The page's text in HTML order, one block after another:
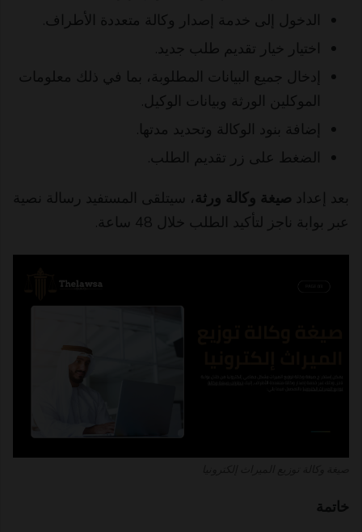
الدخول إلى خدمة إصدار وكالة متعددة الأطراف.
اختيار خيار تقديم طلب جديد.
إدخال جميع البيانات المطلوبة، بما في ذلك معلومات
الموكلين الورثة وبيانات الوكيل.
إضافة بنود الوكالة وتحديد مدتها.
الضغط على زر تقديم الطلب.
بعد إعداد صيغة وكالة ورثة، سيتلقى المستفيد رسالة نصية
عبر بوابة ناجز لتأكيد الطلب خلال 48 ساعة.
خاتمة